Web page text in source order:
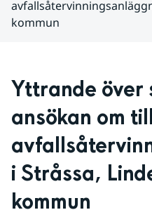
kommun
Yttrande över
ansökan om
i Stråssa,
kommun